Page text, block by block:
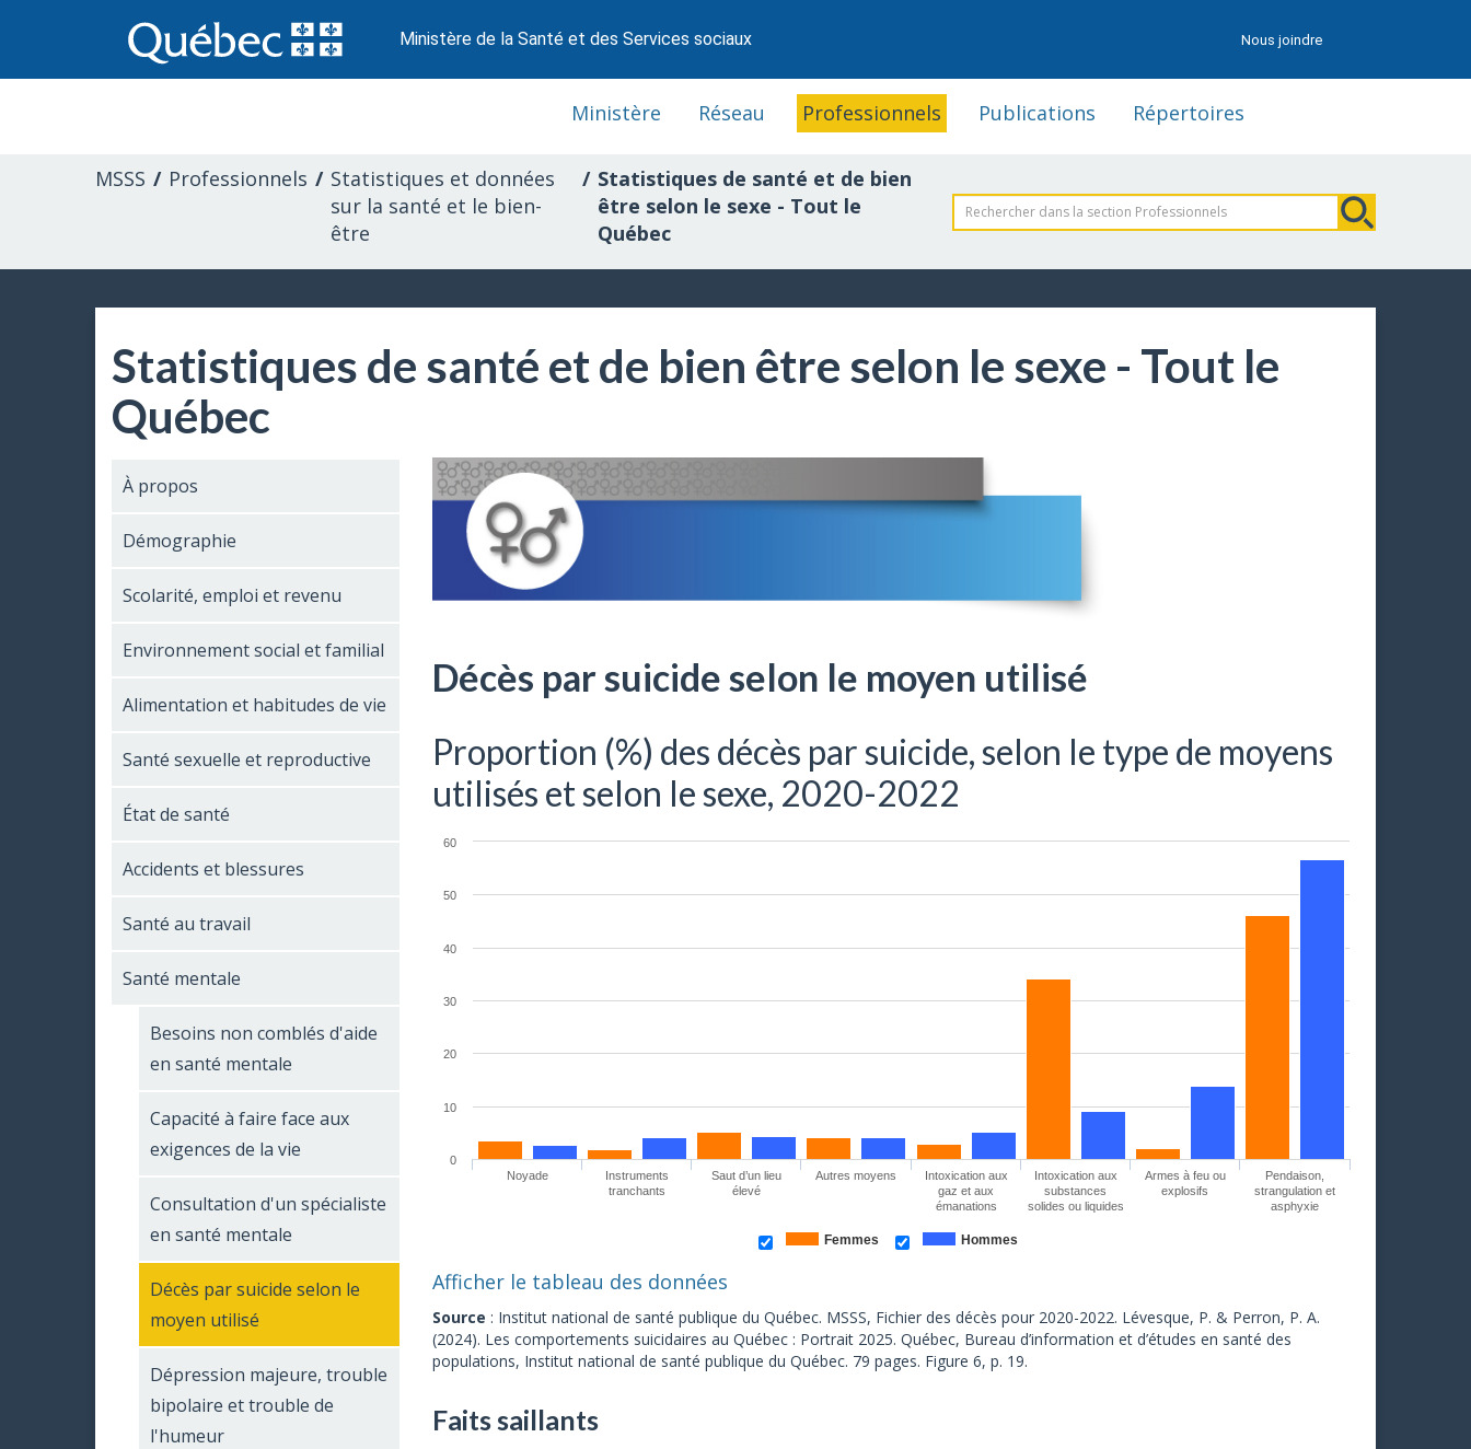
au
contenu
Ministère de la Santé et des Services sociaux Nous joindre
professionnels
Ministère Réseau Professionnels Publications Répertoires
MSSS Professionnels
Statistiques et données
sur la santé et le bien-
être
Statistiques de santé et de bien
être selon le sexe - Tout le
Québec
Statistiques de santé et de bien être selon le sexe - Tout le
Québec
À propos
Démographie
Scolarité, emploi et revenu
Environnement social et familial
Alimentation et habitudes de vie
Santé sexuelle et reproductive
État de santé
Accidents et blessures
Santé au travail
Santé mentale
Besoins non comblés d'aide
en santé mentale
Capacité à faire face aux
exigences de la vie
Consultation d'un spécialiste
en santé mentale
Décès par suicide selon le
moyen utilisé
Dépression majeure, trouble
bipolaire et trouble de
l'humeur
Décès par suicide selon le moyen utilisé
Proportion (%) des décès par suicide, selon le type de moyens
utilisés et selon le sexe, 2020-2022
Femmes Hommes
Noyade
Instruments
tranchants
Saut d’un lieu
élevé
Autres moyens
Intoxication aux
gaz et aux
émanations
Intoxication aux
substances
solides ou liquides
Armes à feu ou
explosifs
Pendaison,
strangulation et
asphyxie
0
10
20
30
40
50
60
Afficher le tableau des données
Source : Institut national de santé publique du Québec. MSSS, Fichier des décès pour 2020-2022. Lévesque, P. & Perron, P. A.
(2024). Les comportements suicidaires au Québec : Portrait 2025. Québec, Bureau d’information et d’études en santé des
populations, Institut national de santé publique du Québec. 79 pages. Figure 6, p. 19.
Faits saillants